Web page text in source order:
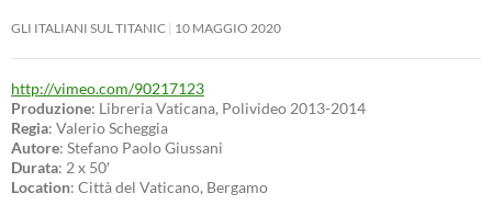
GLI ITALIANI SUL TITANIC 10 MAGGIO 2020
http://vimeo.com/90217123
Produzione: Libreria Vaticana, Polivideo 2013-2014
Regia: Valerio Scheggia
Autore: Stefano Paolo Giussani
Durata: 2 x 50′
Location: Città del Vaticano, Bergamo